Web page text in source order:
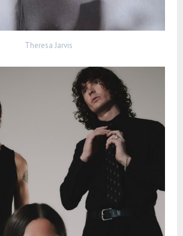
Theresa Jarvis